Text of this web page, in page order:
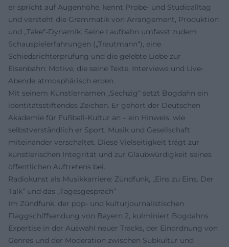
er spricht auf Augenhöhe, kennt Probe- und Studioalltag
und versteht die Grammatik von Arrangement, Produktion
und „Take“-Dynamik. Seine Laufbahn umfasst zudem
Schauspielerfahrungen („Trautmann“), eine
Schiedsrichterprüfung und die gelebte Liebe zur
Eisenbahn: Motive, die seine Texte, Interviews und Live-
Abende atmosphärisch erden.
Mit seinem Künstlernamen „Sechzig“ setzt Bogdahn ein
identitätsstiftendes Zeichen. Er gehört der Deutschen
Akademie für Fußball-Kultur an – ein Hinweis, wie
selbstverständlich er Sport, Musik und Gesellschaft
miteinander verschaltet. Diese Vielseitigkeit trägt zur
künstlerischen Integrität und zur Glaubwürdigkeit seines
öffentlichen Auftretens bei.
Radiokunst als Musikkarriere: Zündfunk, „Eins zu Eins. Der
Talk“ und das „Tagesgespräch“
Im Zündfunk, der pop- und kulturjournalistischen
Flaggschiffsendung von Bayern 2, kulminiert Bogdahns
Expertise in der Auswahl neuer Tracks, der Einordnung von
Genres und der Moderation zwischen Subkultur und